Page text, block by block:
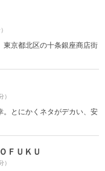
京都北区の十条銀座商店街
）
とにかくネタがデカい、安
ＦＵＫＵ
）